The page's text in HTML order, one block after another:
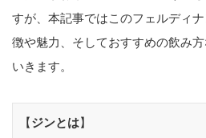
すが、本記事ではこのフェルディ
徴や魅力、そしておすすめの飲み
いきます。
【ジンとは】